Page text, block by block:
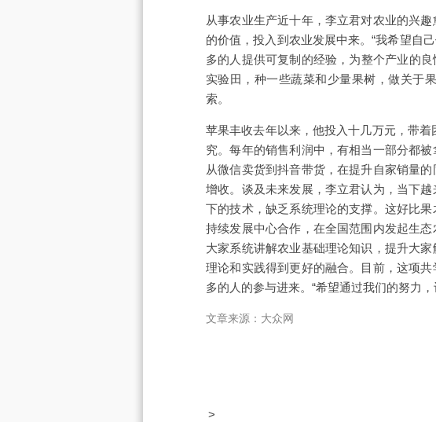
从事农业生产近十年，李立君对农业的兴
的价值，投入到农业发展中来。“我希望自
多的人提供可复制的经验，为整个产业的
实验田，种一些蔬菜和少量果树，做关于
索。
苹果丰收去年以来，他投入十几万元，带
究。每年的销售利润中，有相当一部分都
从微信卖货到抖音带货，在提升自家销量
增收。谈及未来发展，李立君认为，当下
下的技术，缺乏系统理论的支撑。这好比
持续发展中心合作，在全国范围内发起生
大家系统讲解农业基础理论知识，提升大
理论和实践得到更好的融合。目前，这项
多的人的参与进来。“希望通过我们的努力
文章来源：大众网
>